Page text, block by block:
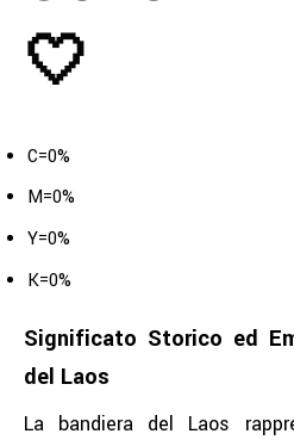
🤍
C=0%
M=0%
Y=0%
K=0%
Significato Storico ed
del Laos
La bandiera del Laos